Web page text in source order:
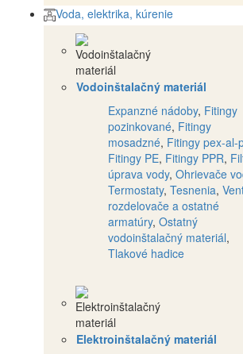
Voda, elektrika, kúrenie
Vodoinštalačný materiál
Expanzné nádoby, Fitingy
pozinkované, Fitingy
mosadzné, Fitingy pex-al-
Fitingy PE, Fitingy PPR,
úprava vody, Ohrievače
Termostaty, Tesnenia,
rozdelovače a ostatné
armatúry, Ostatný
vodoinštalačný materiál,
Tlakové hadice
Elektroinštalačný materiál